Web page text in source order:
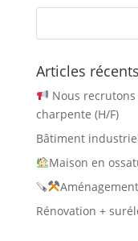
Articles récents
Nous
charpente (H/F)
Bâtiment
Maison en
🪚
Rénovation +